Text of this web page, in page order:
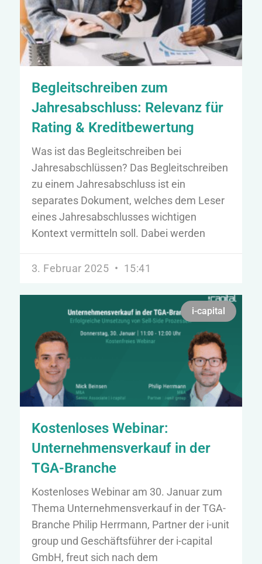
Begleitschreiben zum
Jahresabschluss: Relevanz für
Rating & Kreditbewertung
Was ist das Begleitschreiben bei
Jahresabschlüssen? Das Begleitschreiben
zu einem Jahresabschluss ist ein
separates Dokument, welches dem Leser
eines Jahresabschlusses wichtigen
Kontext vermitteln soll. Dabei werden
3. Februar 2025 15:41
i-capital
Kostenloses Webinar:
Unternehmensverkauf in der
TGA-Branche
Kostenloses Webinar am 30. Januar zum
Thema Unternehmensverkauf in der TGA-
Branche Philip Herrmann, Partner der i-unit
group und Geschäftsführer der i-capital
GmbH, freut sich nach dem